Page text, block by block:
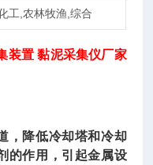
工,农林牧渔,综合
装置 黏泥采集仪厂家
，降低冷却塔和冷却
的作用，引起金属设